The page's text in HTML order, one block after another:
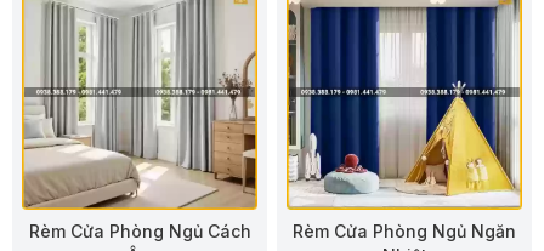
Rèm Cửa Phòng Ngủ Ngăn
Rèm Vải Phòng Ngủ Cao